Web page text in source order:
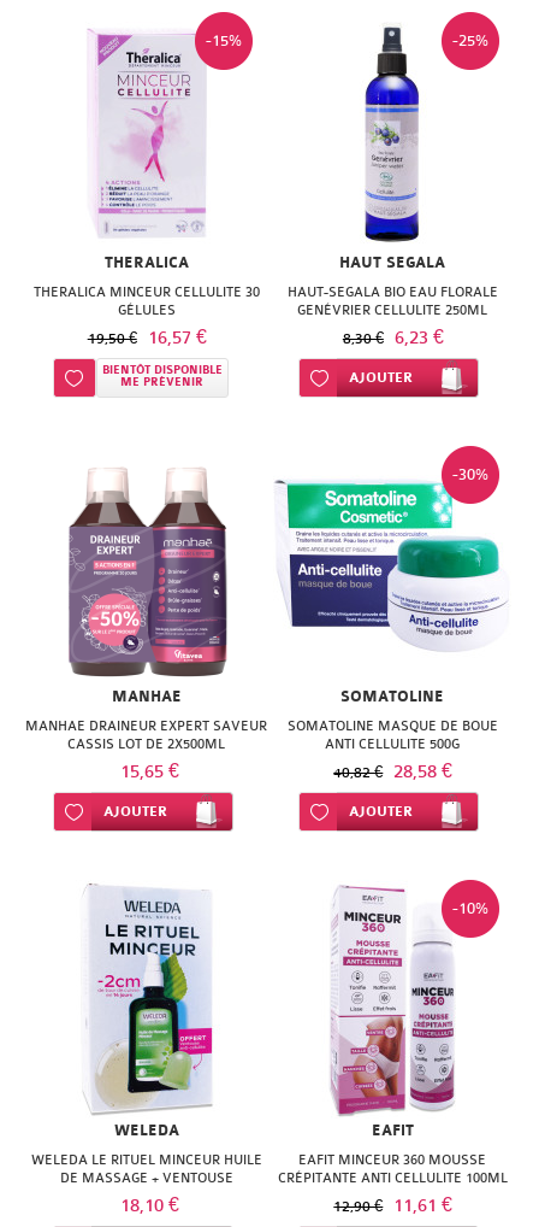
SUPER
WELEDA
-15%
THERALICA
THERALICA MINCEUR CELLULITE 30
GÉLULES
19,50 € 16,57 €
Ajouter à ma liste d’envie
BIENTÔT DISPONIBLE
ME PRÉVENIR
-25%
HAUT SEGALA
HAUT-SEGALA BIO EAU FLORALE
GENÉVRIER CELLULITE 250ML
8,30 € 6,23 €
Ajouter à ma liste d’envie
AJOUTER
MANHAE
MANHAE DRAINEUR EXPERT SAVEUR
CASSIS LOT DE 2X500ML
15,65 €
Ajouter à ma liste d’envie
AJOUTER
-30%
SOMATOLINE
SOMATOLINE MASQUE DE BOUE
ANTI CELLULITE 500G
40,82 € 28,58 €
Ajouter à ma liste d’envie
AJOUTER
WELEDA
WELEDA LE RITUEL MINCEUR HUILE
DE MASSAGE + VENTOUSE
18,10 €
-10%
EAFIT
EAFIT MINCEUR 360 MOUSSE
CRÉPITANTE ANTI CELLULITE 100ML
12,90 € 11,61 €